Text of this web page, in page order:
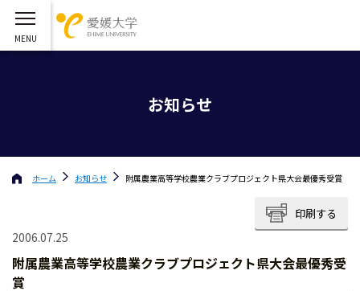
お知らせ
ホーム お知らせ 附属農業高等学校農業クラブプロジェクト県大会最優秀受賞
印刷する
2006.07.25
附属農業高等学校農業クラブプロジェクト県大会最優秀受
賞